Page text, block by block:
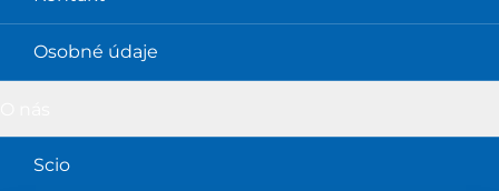
Osobné údaje
Scio